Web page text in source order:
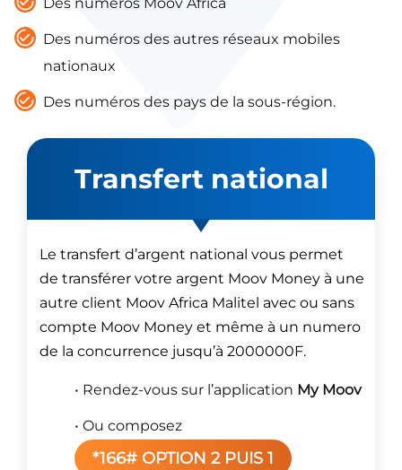
Des numéros des autres réseaux mobiles
nationaux
Des numéros des pays de la sous-région.
Transfert national
Le transfert d’argent national vous permet
de transférer votre argent Moov Money à une
autre client Moov Africa Malitel avec ou sans
compte Moov Money et même à un numero
de la concurrence jusqu’à 2000000F.
• Rendez-vous sur l’application My Moov
• Ou composez
*166# OPTION 2 PUIS 1